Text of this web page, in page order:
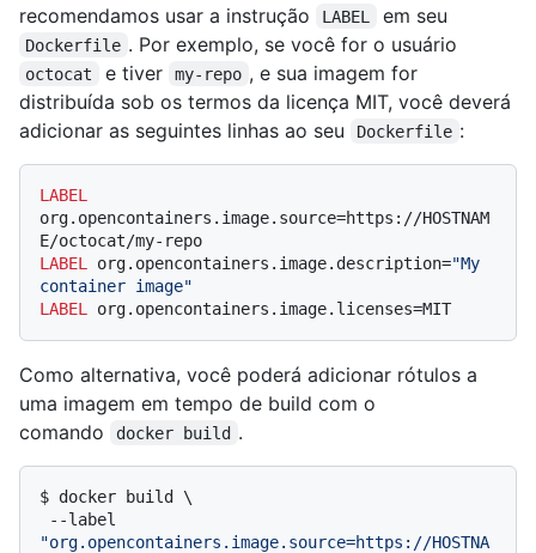
recomendamos usar a instrução
LABEL em seu
Dockerfile . Por exemplo, se você for o usuário
octocat e tiver my-repo , e sua imagem for
distribuída sob os termos da licença MIT, você deverá
adicionar as seguintes linhas ao seu
Dockerfile :
LABEL
org.opencontainers.image.source=https://HOSTNAM
E/octocat/my-repo
LABEL
org.opencontainers.image.description="My
container image"
LABEL
org.opencontainers.image.licenses=MIT
Como alternativa, você poderá adicionar rótulos a
uma imagem em tempo de build com o
comando
docker build .
$ docker build \
"org.opencontainers.image.source=https://HOSTNA